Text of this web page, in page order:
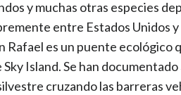
y muchas otras especies
entre Estados Unidos
Rafael es un puente ecológico
Island. Se han documentado
cruzando las barreras